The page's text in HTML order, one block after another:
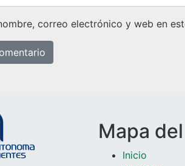
correo electrónico y web en
Mapa
Inicio